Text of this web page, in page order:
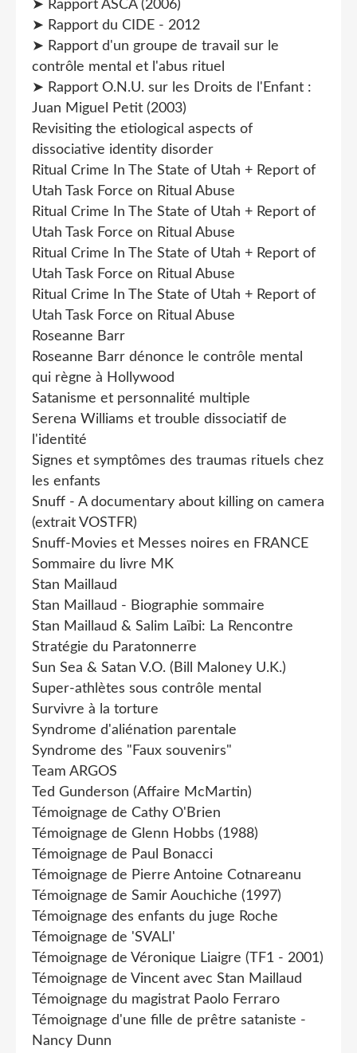
➤ Rapport ASCA (2006)
➤ Rapport du CIDE - 2012
➤ Rapport d'un groupe de travail sur le
contrôle mental et l'abus rituel
➤ Rapport O.N.U. sur les Droits de l'Enfant :
Juan Miguel Petit (2003)
Revisiting the etiological aspects of
dissociative identity disorder
Ritual Crime In The State of Utah + Report of
Utah Task Force on Ritual Abuse
Ritual Crime In The State of Utah + Report of
Utah Task Force on Ritual Abuse
Ritual Crime In The State of Utah + Report of
Utah Task Force on Ritual Abuse
Ritual Crime In The State of Utah + Report of
Utah Task Force on Ritual Abuse
Roseanne Barr
Roseanne Barr dénonce le contrôle mental
qui règne à Hollywood
Satanisme et personnalité multiple
Serena Williams et trouble dissociatif de
l'identité
Signes et symptômes des traumas rituels chez
les enfants
Snuff - A documentary about killing on camera
(extrait VOSTFR)
Snuff-Movies et Messes noires en FRANCE
Sommaire du livre MK
Stan Maillaud
Stan Maillaud - Biographie sommaire
Stan Maillaud & Salim Laïbi: La Rencontre
Stratégie du Paratonnerre
Sun Sea & Satan V.O. (Bill Maloney U.K.)
Super-athlètes sous contrôle mental
Survivre à la torture
Syndrome d'aliénation parentale
Syndrome des "Faux souvenirs"
Team ARGOS
Ted Gunderson (Affaire McMartin)
Témoignage de Cathy O'Brien
Témoignage de Glenn Hobbs (1988)
Témoignage de Paul Bonacci
Témoignage de Pierre Antoine Cotnareanu
Témoignage de Samir Aouchiche (1997)
Témoignage des enfants du juge Roche
Témoignage de 'SVALI'
Témoignage de Véronique Liaigre (TF1 - 2001)
Témoignage de Vincent avec Stan Maillaud
Témoignage du magistrat Paolo Ferraro
Témoignage d'une fille de prêtre sataniste -
Nancy Dunn